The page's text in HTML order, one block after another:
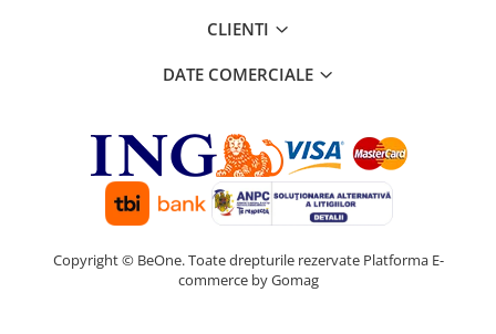
CLIENTI
DATE COMERCIALE
Copyright © BeOne. Toate drepturile rezervate Platforma E-
commerce by Gomag